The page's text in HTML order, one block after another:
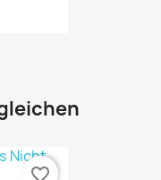
favorite_border